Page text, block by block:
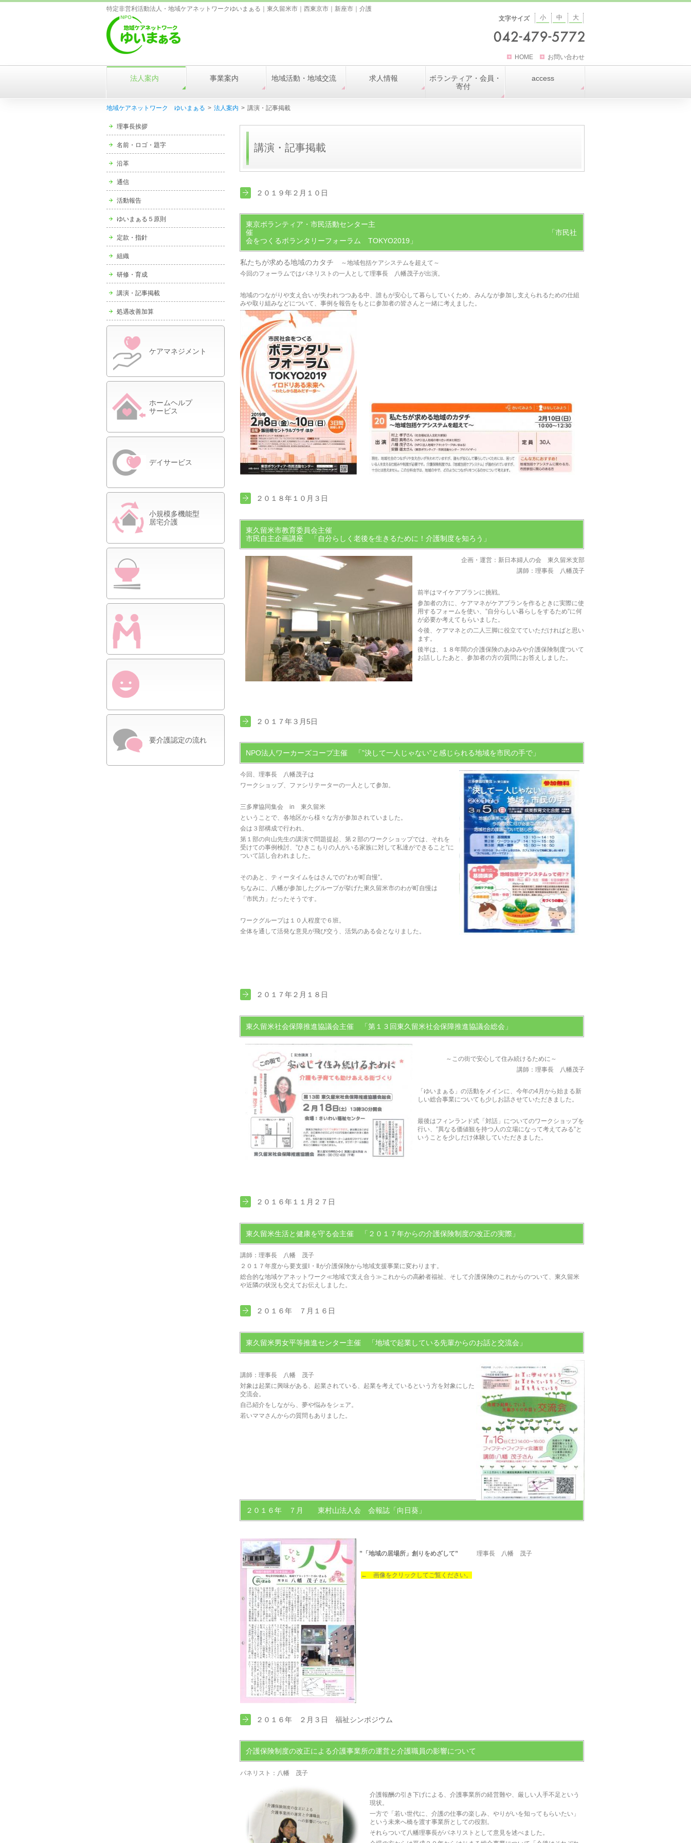
特定非営利活動法人・地域ケアネットワークゆいまぁる｜東久留米市｜西東京市｜新座市｜介護
大
中
小
文字サイズ
お問い合わせ
HOME
法人案内 事業案内 地域活動・地域交流 求人情報
ボランティア・会員・
寄付
access
地域ケアネットワーク ゆいまぁる > 法人案内 > 講演・記事掲載
理事長挨拶
名前・ロゴ・題字
沿革
通信
活動報告
ゆいまぁる５原則
定款・指針
組織
研修・育成
講演・記事掲載
処遇改善加算
ケアマネジメント
ホームヘルプ
サービス
デイサービス
小規模多機能型
居宅介護
要介護認定の流れ
講演・記事掲載
２０１９年２月１０日
東京ボランティア・市民活動センター主
催 「市民社
会をつくるボランタリーフォーラム TOKYO2019」
私たちが求める地域のカタチ
～地域包括ケアシステムを超えて～
今回のフォーラムではパネリストの一人として理事長 八幡茂子が出演。
地域のつながりや支え合いが失われつつある中、誰もが安心して暮らしていくため、みんなが参加し支えられるための仕組
みや取り組みなどについて、事例を報告をもとに参加者の皆さんと一緒に考えました。
２０１８年１０月３日
東久留米市教育委員会主催
市民自主企画講座 「自分らしく老後を生きるために！介護制度を知ろう」
企画・運営：新日本婦人の会 東久留米支部
講師：理事長 八幡茂子
前半はマイケアプランに挑戦。
参加者の方に、ケアマネがケアプランを作るときに実際に使
用するフォームを使い、”自分らしい暮らしをするため”に何
が必要か考えてもらいました。
今後、ケアマネとの二人三脚に役立てていただければと思い
ます。
後半は、１８年間の介護保険のあゆみや介護保険制度ついて
お話ししたあと、参加者の方の質問にお答えしました。
２０１７年３月5日
NPO法人ワーカーズコープ主催 「”決して一人じゃない”と感じられる地域を市民の手で」
今回、理事長 八幡茂子は
ワークショップ、ファシリテーターの一人として参加。
三多摩協同集会 in 東久留米
ということで、各地区から様々な方が参加されていました。
会は３部構成で行われ、
第１部の向山先生の講演で問題提起、第２部のワークショップでは、それを
受けての事例検討、”ひきこもりの人がいる家族に対して私達ができること”に
ついて話し合われました。
そのあと、ティータイムをはさんでの”わが町自慢”。
ちなみに、八幡が参加したグループが挙げた東久留米市のわが町自慢は
「市民力」だったそうです。
ワークグループは１０人程度で６班。
全体を通して活発な意見が飛び交う、活気のある会となりました。
２０１７年２月１８日
東久留米社会保障推進協議会主催 「第１３回東久留米社会保障推進協議会総会」
～この街で安心して住み続けるために～
講師：理事長 八幡茂子
「ゆいまぁる」の活動をメインに、今年の4月から始まる新
しい総合事業についても少しお話させていただきました。
最後はフィンランド式「対話」についてのワークショップを
行い、”異なる価値観を持つ人の立場になって考えてみる”と
いうことを少しだけ体験していただきました。
２０１６年１１月２７日
東久留米生活と健康を守る会主催 「２０１７年からの介護保険制度の改正の実際」
講師：理事長 八幡 茂子
２０１７年度から要支援Ⅰ・Ⅱが介護保険から地域支援事業に変わります。
総合的な地域ケアネットワーク≪地域で支え合う≫これからの高齢者福祉、そして介護保険のこれからのついて、東久留米
や近隣の状況も交えてお伝えしました。
２０１６年 ７月１６日
東久留米男女平等推進センター主催 「地域で起業している先輩からのお話と交流会」
講師：理事長 八幡 茂子
対象は起業に興味がある、起業されている、起業を考えているという方を対象にした
交流会。
自己紹介をしながら、夢や悩みをシェア。
若いママさんからの質問もありました。
２０１６年 ７月 東村山法人会 会報誌「向日葵」
”「地域の居場所」創りをめざして” 理事長 八幡 茂子
← 画像をクリックしてご覧ください。
２０１６年 ２月３日 福祉シンポジウム
介護保険制度の改正による介護事業所の運営と介護職員の影響について
パネリスト：八幡 茂子
介護報酬の引き下げによる、介護事業所の経営難や、厳しい人手不足という
現状。
一方で「若い世代に、介護の仕事の楽しみ、やりがいを知ってもらいたい」
という未来へ橋を渡す事業所としての役割。
それらついて八幡理事長がパネリストとして意見を述べました。